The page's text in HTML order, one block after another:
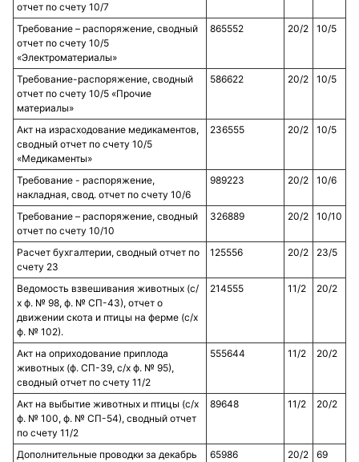
отчет по счету 10/7
Требование – распоряжение, сводный
отчет по счету 10/5
«Электроматериалы»
865552 20/2 10/5
Требование-распоряжение, сводный
отчет по счету 10/5 «Прочие
материалы»
586622 20/2 10/5
Акт на израсходование медикаментов,
сводный отчет по счету 10/5
«Медикаменты»
236555 20/2 10/5
Требование - распоряжение,
накладная, свод. отчет по счету 10/6
989223 20/2 10/6
Требование – распоряжение, сводный
отчет по счету 10/10
326889 20/2 10/10
Расчет бухгалтерии, сводный отчет по
счету 23
125556 20/2 23/5
Ведомость взвешивания животных (с/
х ф. № 98, ф. № СП-43), отчет о
движении скота и птицы на ферме (с/х
ф. № 102).
214555 11/2 20/2
Акт на оприходование приплода
животных (ф. СП-39, с/х ф. № 95),
сводный отчет по счету 11/2
555644 11/2 20/2
Акт на выбытие животных и птицы (с/х
ф. № 100, ф. № СП-54), сводный отчет
по счету 11/2
89648 11/2 20/2
Дополнительные проводки за декабрь
65986 20/2 69